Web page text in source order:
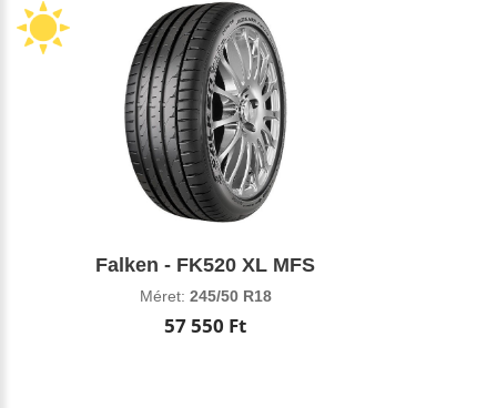
Falken - FK520 XL MFS
Méret: 245/50 R18
57 550 Ft